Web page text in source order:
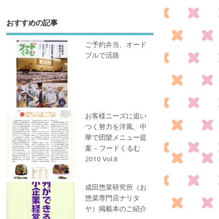
おすすめの記事
ご予約弁当、オード
ブルで活路
お客様ニーズに追い
つく努力を洋風、中
華で団欒メニュー提
案 – フードくるむ
2010 Vol.8
成田惣菜研究所（お
惣菜専門店ナリタ
ヤ）掲載本のご紹介